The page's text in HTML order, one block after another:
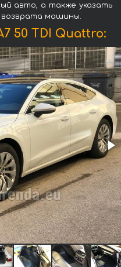
авто, а также указать
машины.
50 TDI Quattro: